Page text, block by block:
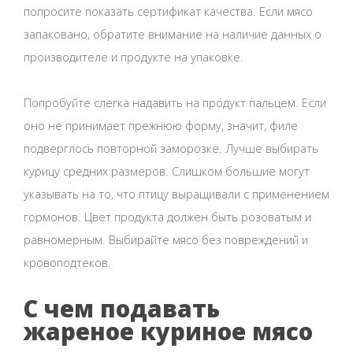
попросите показать сертификат качества. Если мясо
запаковано, обратите внимание на наличие данных о
производителе и продукте на упаковке.
Попробуйте слегка надавить на продукт пальцем. Если
оно не принимает прежнюю форму, значит, филе
подверглось повторной заморозке. Лучше выбирать
курицу средних размеров. Слишком большие могут
указывать на то, что птицу выращивали с применением
гормонов. Цвет продукта должен быть розоватым и
равномерным. Выбирайте мясо без повреждений и
кровоподтеков.
С чем подавать
жареное куриное мясо